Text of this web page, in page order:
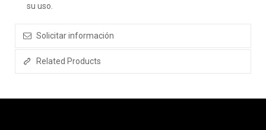
su uso.
Solicitar información
Related Products